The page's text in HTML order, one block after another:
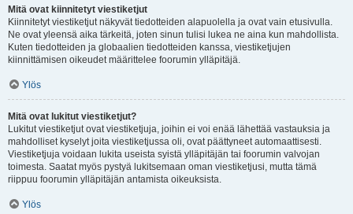
Mitä ovat kiinnitetyt viestiketjut
Kiinnitetyt viestiketjut näkyvät tiedotteiden alapuolella ja ovat vain etusivulla.
Ne ovat yleensä aika tärkeitä, joten sinun tulisi lukea ne aina kun mahdollista.
Kuten tiedotteiden ja globaalien tiedotteiden kanssa, viestiketjujen
kiinnittämisen oikeudet määrittelee foorumin ylläpitäjä.
Ylös
Mitä ovat lukitut viestiketjut?
Lukitut viestiketjut ovat viestiketjuja, joihin ei voi enää lähettää vastauksia ja
mahdolliset kyselyt joita viestiketjussa oli, ovat päättyneet automaattisesti.
Viestiketjuja voidaan lukita useista syistä ylläpitäjän tai foorumin valvojan
toimesta. Saatat myös pystyä lukitsemaan oman viestiketjusi, mutta tämä
riippuu foorumin ylläpitäjän antamista oikeuksista.
Ylös